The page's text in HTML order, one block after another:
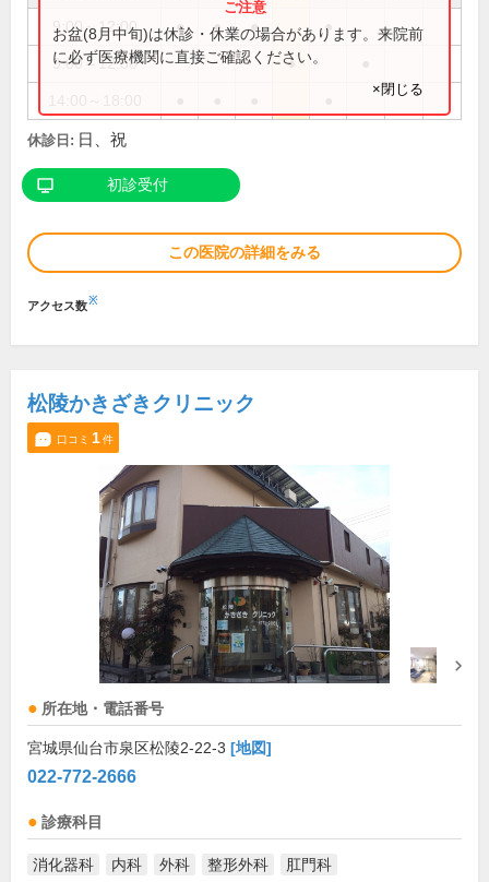
9:00～12:00 ● ● ● ●
9:00～12:30 ●
お盆(8月中旬)は休診・休業の場合があります。来院前
に必ず医療機関に直接ご確認ください。
×閉じる
休診日: 日、祝
初診受付
この医院の詳細をみる
アクセス数※
松陵かきざきクリニック
口コミ 1件
所在地・電話番号
宮城県仙台市泉区松陵2-22-3 [地図]
022-772-2666
診療科目
消化器科 内科 外科 整形外科 肛門科